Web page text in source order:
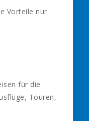
Vorteile nur
für die
Touren,